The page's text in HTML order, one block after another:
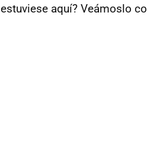
estuviese aquí? Veámoslo